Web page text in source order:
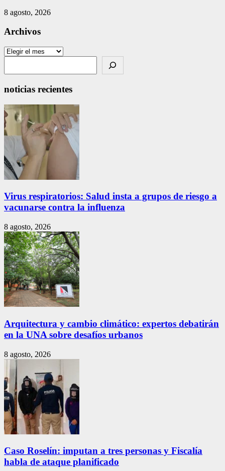
8 agosto, 2026
Archivos
Archivos
noticias recientes
Virus respiratorios: Salud insta a grupos de riesgo a
vacunarse contra la influenza
8 agosto, 2026
Arquitectura y cambio climático: expertos debatirán
en la UNA sobre desafíos urbanos
8 agosto, 2026
Caso Roselín: imputan a tres personas y Fiscalía
habla de ataque planificado